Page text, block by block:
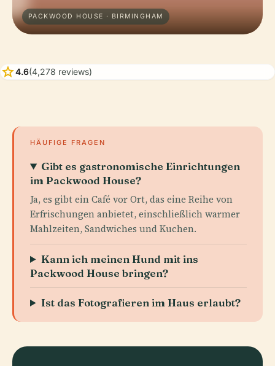
PACKWOOD HOUSE · BIRMINGHAM
star4.6(4,278 reviews)
HÄUFIGE FRAGEN
Gibt es gastronomische Einrichtungen
im Packwood House?
Ja, es gibt ein Café vor Ort, das eine Reihe von
Erfrischungen anbietet, einschließlich warmer
Mahlzeiten, Sandwiches und Kuchen.
Kann ich meinen Hund mit ins
Packwood House bringen?
Ist das Fotografieren im Haus erlaubt?